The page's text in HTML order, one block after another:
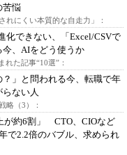
苦悩
れにくい本質的な自走力」：
化できない、「Excel/CSVで
、AIをどう使うか
た記事“10選”：
？」と問われる今、転職で年
ない人
略（3）：
が約6割」 CTO、CIOなど
で2.2倍のバブル、求められ